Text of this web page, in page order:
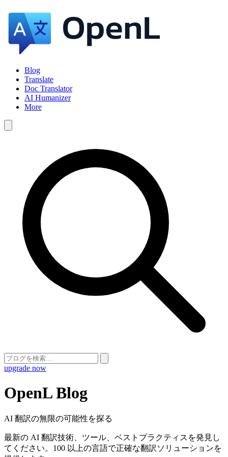
Blog
Translate
Doc Translator
AI Humanizer
More
upgrade now
OpenL Blog
AI 翻訳の無限の可能性を探る
最新の AI 翻訳技術、ツール、ベストプラクティスを発見し
てください。100 以上の言語で正確な翻訳ソリューションを